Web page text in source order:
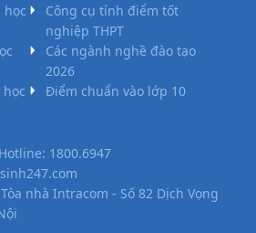
học
Công cụ tính điểm tốt
nghiệp THPT
Các ngành nghề đào tạo
2026
Điểm chuẩn vào lớp 10
1800.6947
nhà Intracom - Số 82 Dịch Vọng